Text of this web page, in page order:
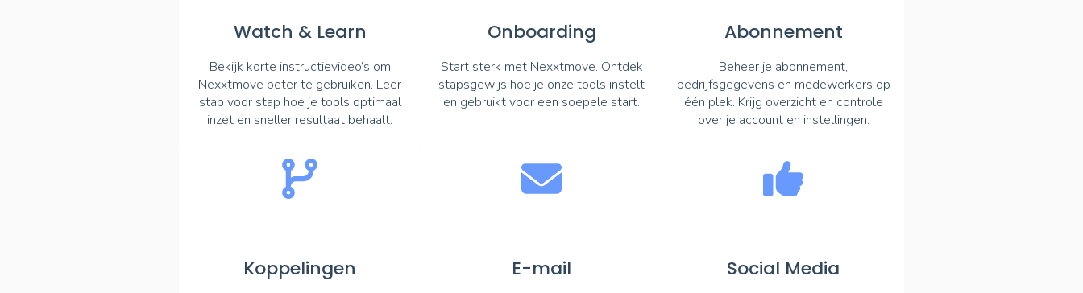
Watch & Learn
Bekijk korte instructievideo’s om
Nexxtmove beter te gebruiken. Leer
stap voor stap hoe je tools optimaal
inzet en sneller resultaat behaalt.
Onboarding
Start sterk met Nexxtmove. Ontdek
stapsgewijs hoe je onze tools instelt
en gebruikt voor een soepele start.
Abonnement
Beheer je abonnement,
bedrijfsgegevens en medewerkers op
één plek. Krijg overzicht en controle
over je account en instellingen.
Koppelingen E-mail Social Media